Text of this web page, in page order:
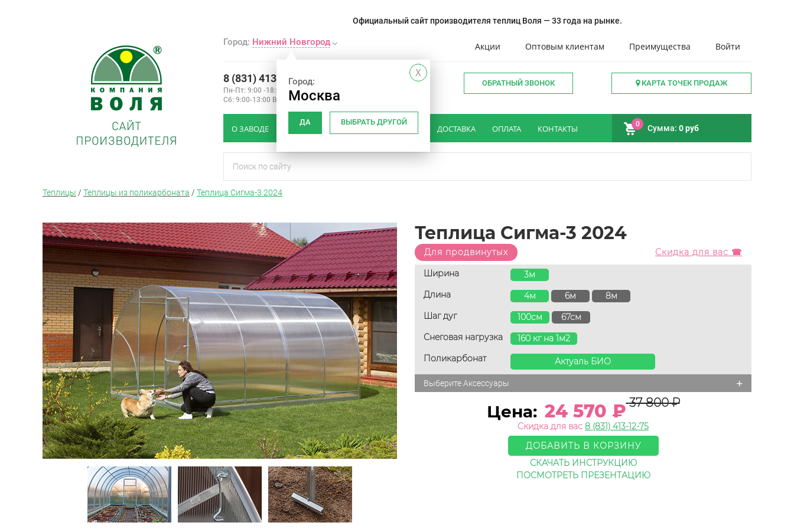
Официальный сайт производителя теплиц Воля — 33 года на рынке.
Город: Нижний Новгород
X
Город:
Москва
ДА ВЫБРАТЬ ДРУГОЙ
Акции Оптовым клиентам Преимущества Войти
8 (831) 413-12-75
Пн-Пт: 9:00 -18:00
Сб: 9:00-13:00 Вс: вых
КАРТА ТОЧЕК ПРОДАЖ
ОБРАТНЫЙ ЗВОНОК
О ЗАВОДЕ КАК ВЫБРАТЬ ТЕПЛИЦУ ДОСТАВКА ОПЛАТА КОНТАКТЫ 0 Сумма: 0 руб
Теплицы / Теплицы из поликарбоната / Теплица Сигма-3 2024
Теплица Сигма-3 2024
Для продвинутых
Скидка для вас ☎
Ширина
3м
Длина
8м
6м
4м
Шаг дуг
67см
100см
Снеговая нагрузка
160 кг на 1м2
Поликарбонат
Актуаль БИО
Выберите Аксессуары +
Цена: 24 570 ₽ 37 800₽
Скидка для вас 8 (831) 413-12-75
ДОБАВИТЬ В КОРЗИНУ
СКАЧАТЬ ИНСТРУКЦИЮ
ПОСМОТРЕТЬ ПРЕЗЕНТАЦИЮ